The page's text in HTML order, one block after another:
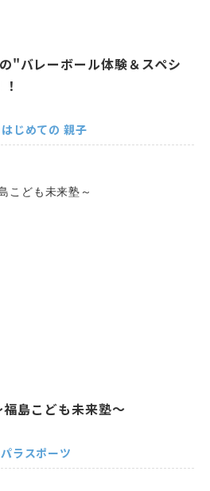
"バレーボール体験＆スペシ
はじめての 親子
島こども未来塾～
パラスポーツ